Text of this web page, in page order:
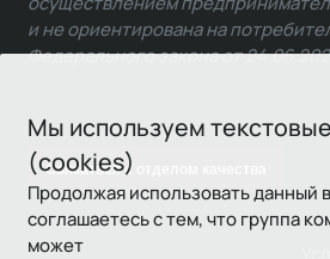
Мы используем
(cookies)
Продолжая использовать данный
соглашаетесь с тем, что группа
может
Связаться с отделом качества
и не ориентирована на
Федерального закона от